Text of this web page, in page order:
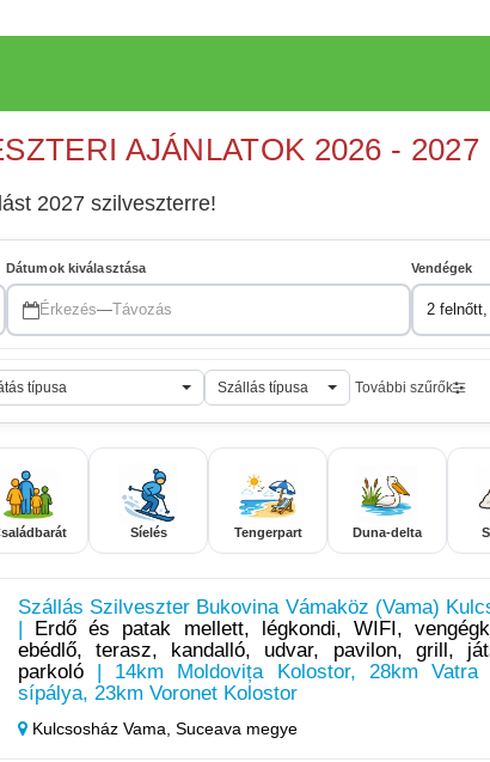
AJÁNLATOK 2026 -
2027 szilveszterre!
Dátumok kiválasztása
Érkezés—Távozás
Vendégek
2
típusa Szállás típusa További szűrők
Síelés Tengerpart Duna-delta
Szállás Szilveszter Bukovina Vámaköz (Vama)
Erdő és patak mellett, légkondi, WIFI,
ebédlő, terasz, kandalló, udvar, pavilon, grill,
parkoló| 14km Moldovița Kolostor, 28km Vatra
sípálya, 23km Voronet Kolostor
Kulcsosház Vama, Suceava megye